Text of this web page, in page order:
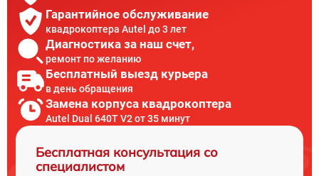
Гарантийное обслуживание
квадрокоптера Autel до 3 лет
Диагностика за наш счет,
ремонт по желанию
Бесплатный выезд курьера
в день обращения
Замена корпуса квадрокоптера
Autel Dual 640T V2 от 35 минут
Бесплатная консультация со
специалистом